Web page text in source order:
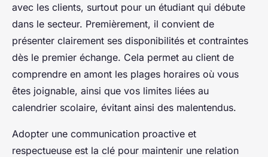
avec les clients, surtout pour un étudiant qui débute
dans le secteur. Premièrement, il convient de
présenter clairement ses disponibilités et contraintes
dès le premier échange. Cela permet au client de
comprendre en amont les plages horaires où vous
êtes joignable, ainsi que vos limites liées au
calendrier scolaire, évitant ainsi des malentendus.
Adopter une communication proactive et
respectueuse est la clé pour maintenir une relation